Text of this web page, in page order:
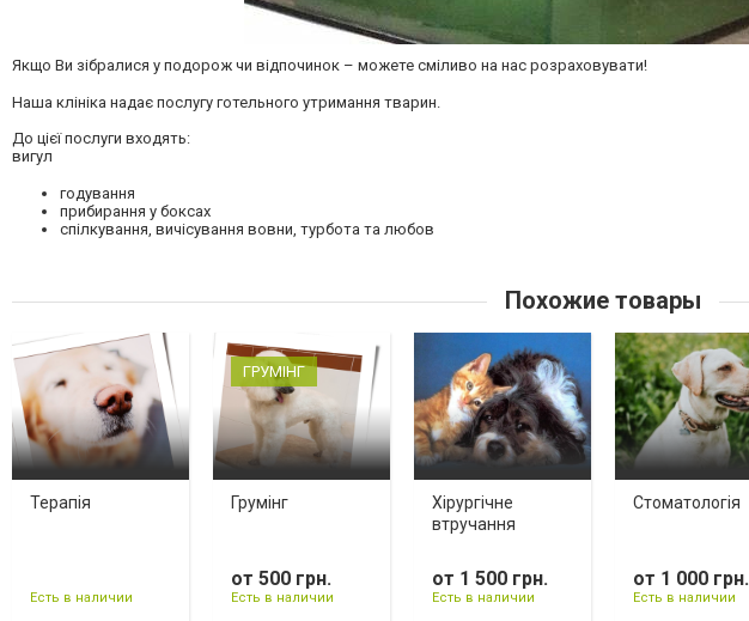
Якщо Ви зібралися у подорож чи відпочинок – можете сміливо на нас розраховувати!
Наша клініка надає послугу готельного утримання тварин.
До цієї послуги входять:
вигул
годування
прибирання у боксах
спілкування, вичісування вовни, турбота та любов
Похожие товары
Терапія
Есть в наличии
ГРУМІНГ
Грумінг
от 500 грн.
Есть в наличии
Хірургічне
втручання
от 1 500 грн.
Есть в наличии
Стоматологія
от 1 000 грн.
Есть в наличии